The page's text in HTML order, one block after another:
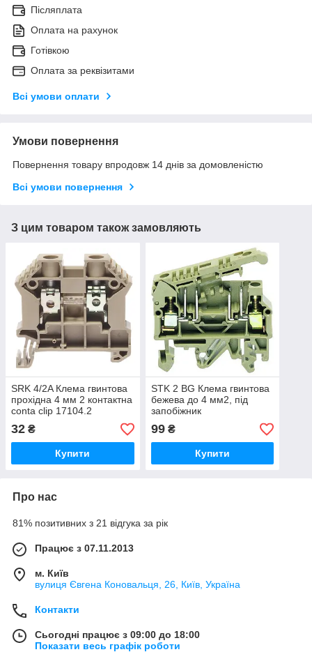
Післяплата
Оплата на рахунок
Готівкою
Оплата за реквізитами
Всі умови оплати
Умови повернення
Повернення товару впродовж 14 днів за домовленістю
Всі умови повернення
З цим товаром також замовляють
SRK 4/2A Клема гвинтова
прохідна 4 мм 2 контактна
conta clip 17104.2
32 ₴
Купити
STK 2 BG Клема гвинтова
бежева до 4 мм2, під
запобіжник
(метрич.5х20/5х25 мм),
6,3 А, 1078.2
99₴
Купити
Про нас
81% позитивних з 21 відгука за рік
Працює з 07.11.2013
м. Київ
вулиця Євгена Коновальця, 26, Київ, Україна
Контакти
Сьогодні працює з 09:00 до 18:00
Показати весь графік роботи